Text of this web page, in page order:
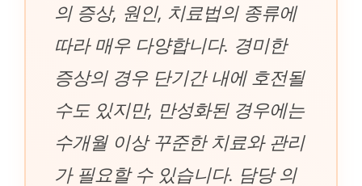
의 증상, 원인, 치료법의 종류에
따라 매우 다양합니다. 경미한
증상의 경우 단기간 내에 호전될
수도 있지만, 만성화된 경우에는
수개월 이상 꾸준한 치료와 관리
가 필요할 수 있습니다. 담당 의